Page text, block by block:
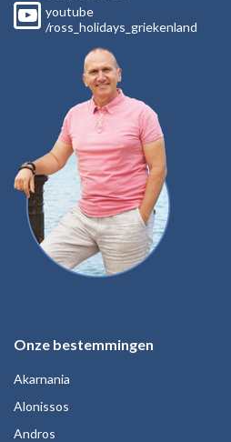
youtube
/ross_holidays_griekenland
Onze bestemmingen
Akarnania
Alonissos
Andros